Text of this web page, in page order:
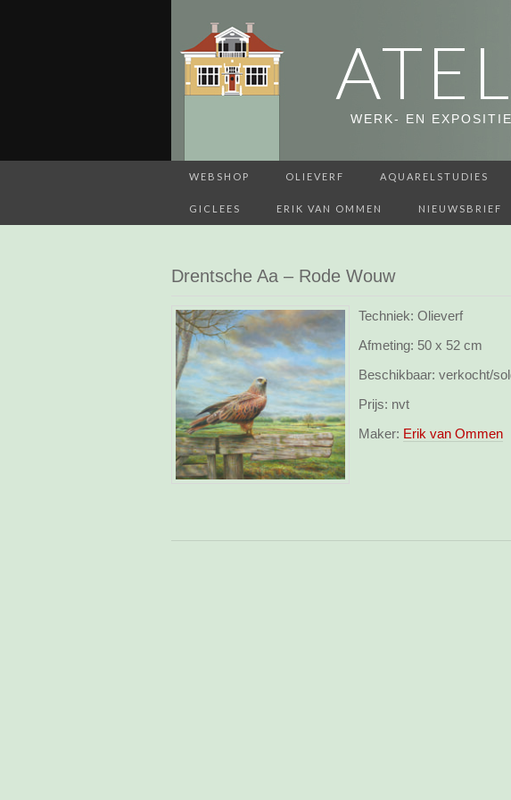
WERK- EN
WEBSHOP OLIEVERF AQUARELSTUDIES
GICLEES ERIK VAN OMMEN NIEUWSBRIEF
Drentsche Aa – Rode Wouw
Techniek: Olieverf
Afmeting: 50 x 52 cm
Beschikbaar: verkocht/
Prijs: nvt
Maker: Erik van Ommen